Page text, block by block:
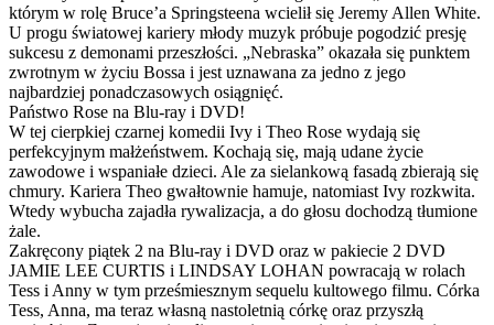
którym w rolę Bruce’a Springsteena wcielił się Jeremy Allen White.
U progu światowej kariery młody muzyk próbuje pogodzić presję
sukcesu z demonami przeszłości. „Nebraska” okazała się punktem
zwrotnym w życiu Bossa i jest uznawana za jedno z jego
najbardziej ponadczasowych osiągnięć.
Państwo Rose na Blu-ray i DVD!
W tej cierpkiej czarnej komedii Ivy i Theo Rose wydają się
perfekcyjnym małżeństwem. Kochają się, mają udane życie
zawodowe i wspaniałe dzieci. Ale za sielankową fasadą zbierają się
chmury. Kariera Theo gwałtownie hamuje, natomiast Ivy rozkwita.
Wtedy wybucha zajadła rywalizacja, a do głosu dochodzą tłumione
żale.
Zakręcony piątek 2 na Blu-ray i DVD oraz w pakiecie 2 DVD
JAMIE LEE CURTIS i LINDSAY LOHAN powracają w rolach
Tess i Anny w tym prześmiesznym sequelu kultowego filmu. Córka
Tess, Anna, ma teraz własną nastoletnią córkę oraz przyszłą